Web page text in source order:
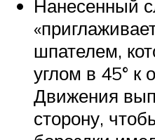
Нанесенный
шпателем,
углом в 45° к
Движения
сторону,